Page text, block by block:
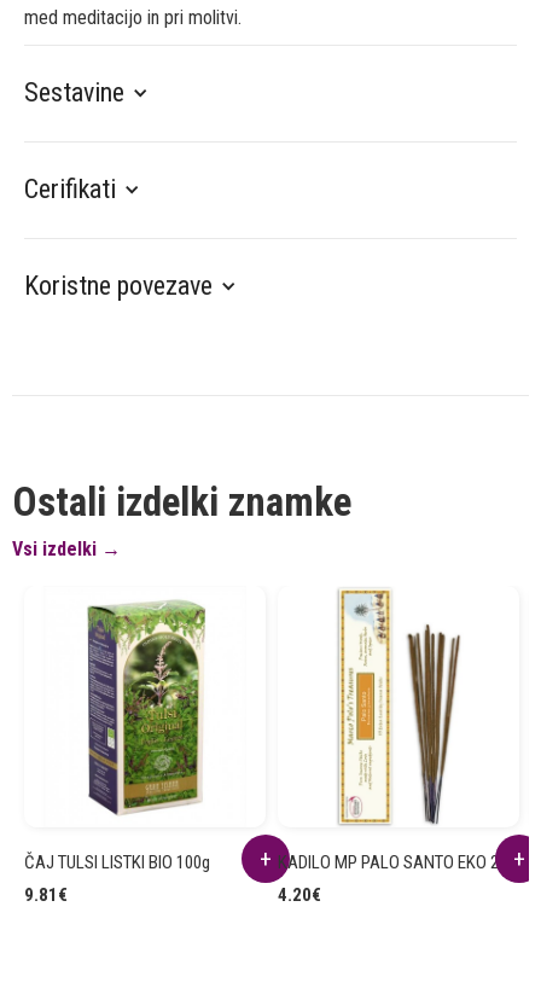
med meditacijo in pri molitvi.
Sestavine
Cerifikati
Koristne povezave
Ostali izdelki znamke
Vsi izdelki →
ČAJ TULSI LISTKI BIO 100g
9.81 €
KADILO MP PALO SANTO EKO 20g
4.20€